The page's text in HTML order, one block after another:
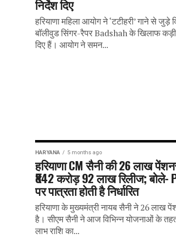
निर्देश दिए
हरियाणा महिला आयोग ने ‘टटीहरी’ गाने से जुड़े
बॉलीवुड सिंगर-रैपर Badshah के खिलाफ कड़ी
दिए हैं। आयोग ने समन...
HARYANA 5 months ago
हरियाणा CM सैनी की 26 लाख
₹842 करोड़ 92 लाख रिलीज; बोले-
पर पात्रता होती है निर्धारित
हरियाणा के मुख्यमंत्री नायब सैनी ने 26 लाख
है। सीएम सैनी ने आज विभिन्न योजनाओं के तहत
लाभ राशि का...